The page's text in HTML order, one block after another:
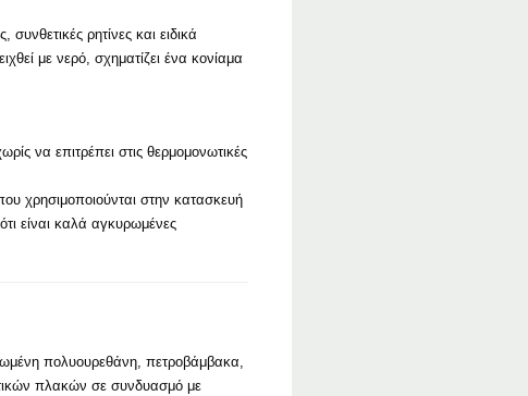
ρητίνες και ειδικά
με νερό, σχηματίζει ένα κονίαμα
να επιτρέπει στις θερμομονωτικές
χρησιμοποιούνται στην κατασκευή
είναι καλά αγκυρωμένες
πολυουρεθάνη, πετροβάμβακα,
πλακών σε συνδυασμό με